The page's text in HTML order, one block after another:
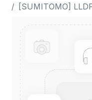
[SUMITOMO]